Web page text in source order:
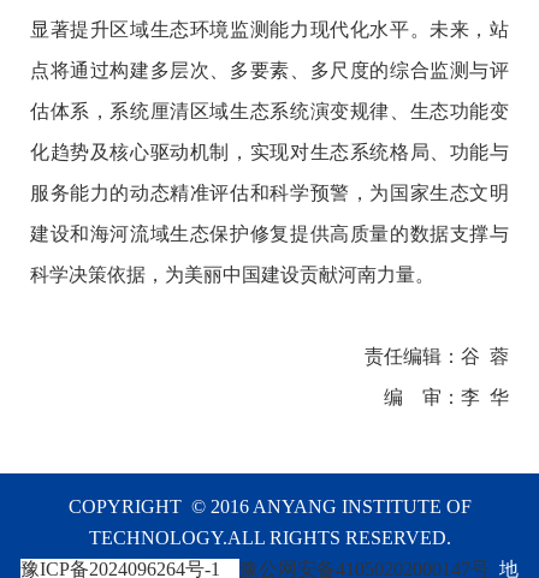
显著提升区域生态环境监测能力现代化水平。未来，站
点将通过构建多层次、多要素、多尺度的综合监测与评
估体系，系统厘清区域生态系统演变规律、生态功能变
化趋势及核心驱动机制，实现对生态系统格局、功能与
服务能力的动态精准评估和科学预警，为国家生态文明
建设和海河流域生态保护修复提供高质量的数据支撑与
科学决策依据，为美丽中国建设贡献河南力量。
责任编辑：谷 蓉
编 审：李 华
COPYRIGHT © 2016 ANYANG INSTITUTE OF
TECHNOLOGY.ALL RIGHTS RESERVED.
豫ICP备2024096264号-1
豫公网安备41050202000147号 地